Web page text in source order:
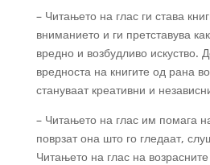
– Читањето на глас ги става
вниманието и ги претставува
вредно и возбудливо искуство.
вредноста на книгите од рана
стануваат креативни и
– Читањето на глас им помага
поврзат она што го гледаат,
Читањето на глас на